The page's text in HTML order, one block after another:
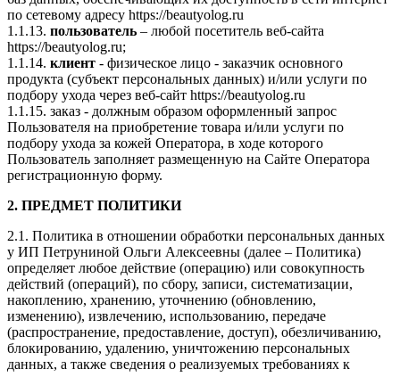
по сетевому адресу https://beautyolog.ru
1.1.13. пользователь – любой посетитель веб-сайта
https://beautyolog.ru;
1.1.14. клиент - физическое лицо - заказчик основного
продукта (субъект персональных данных) и/или услуги по
подбору ухода через веб-сайт https://beautyolog.ru
1.1.15. заказ - должным образом оформленный запрос
Пользователя на приобретение товара и/или услуги по
подбору ухода за кожей Оператора, в ходе которого
Пользователь заполняет размещенную на Сайте Оператора
регистрационную форму.
2. ПРЕДМЕТ ПОЛИТИКИ
2.1. Политика в отношении обработки персональных данных
у ИП Петруниной Ольги Алексеевны (далее – Политика)
определяет любое действие (операцию) или совокупность
действий (операций), по сбору, записи, систематизации,
накоплению, хранению, уточнению (обновлению,
изменению), извлечению, использованию, передаче
(распространение, предоставление, доступ), обезличиванию,
блокированию, удалению, уничтожению персональных
данных, а также сведения о реализуемых требованиях к